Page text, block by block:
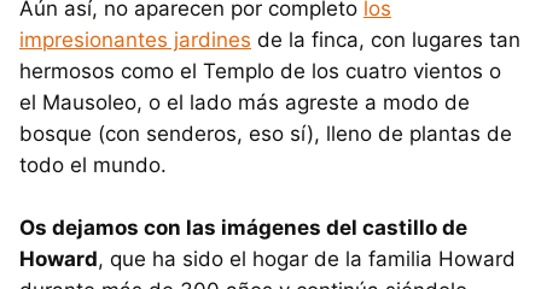
Aún así, no aparecen por completo los
impresionantes jardines de la finca, con lugares tan
hermosos como el Templo de los cuatro vientos o
el Mausoleo, o el lado más agreste a modo de
bosque (con senderos, eso sí), lleno de plantas de
todo el mundo.
Os dejamos con las imágenes del castillo de
Howard, que ha sido el hogar de la familia Howard